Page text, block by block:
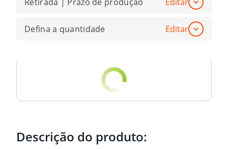
Defina a quantidade Editar
Descrição do produto: